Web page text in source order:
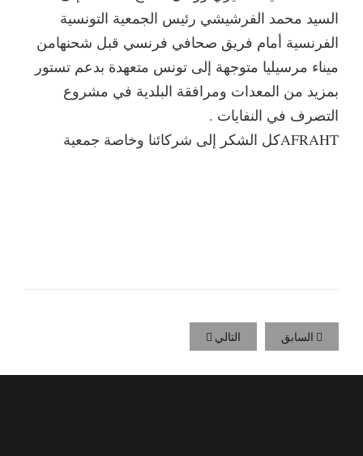
السيد محمد الفرشيشي رئيس الجمعية التونسية
الفرنسية أمام فريق صحافي فرنسي قبل شحنهامن
ميناء مرسيليا متوجهة إلى تونس متعهدة بدعم تستور
بمزيد من المعدات ومرافقة البلدية في مشروع
التصرف في النفايات .
AFRAHTكل الشكر إلى شركائنا وخاصة جمعية
السابق التالي